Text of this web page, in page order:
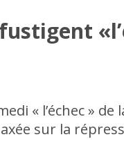
« l’échec »
sur la